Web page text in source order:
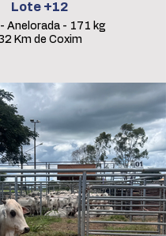
Lote +12
Anelorada - 171 kg
Km de Coxim